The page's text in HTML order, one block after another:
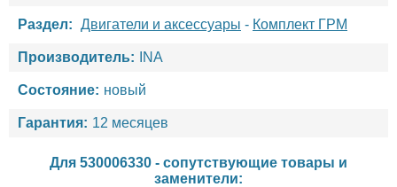
Раздел: Двигатели и аксессуары - Комплект ГРМ
Производитель: INA
Состояние: новый
Гарантия: 12 месяцев
Для 530006330 - сопутствующие товары и
заменители: